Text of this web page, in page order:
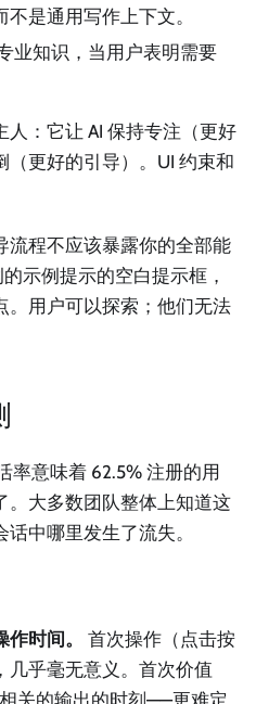
是通用写作上下文。
业知识，当用户表明需要
：它让 AI 保持专注（更好
（更好的引导）。UI 约束和
流程不应该暴露你的全部能
示例提示的空白提示框，
。用户可以探索；他们无法
率意味着 62.5% 注册的用
。大多数团队整体上知道这
中哪里发生了流失。
时间。
首次操作（点击按
几乎毫无意义。首次价值